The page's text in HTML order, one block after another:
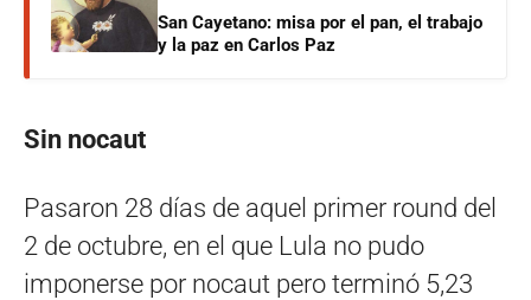
San Cayetano: misa por el pan, el trabajo
y la paz en Carlos Paz
Sin nocaut
Pasaron 28 días de aquel primer round del
2 de octubre, en el que Lula no pudo
imponerse por nocaut pero terminó 5,23